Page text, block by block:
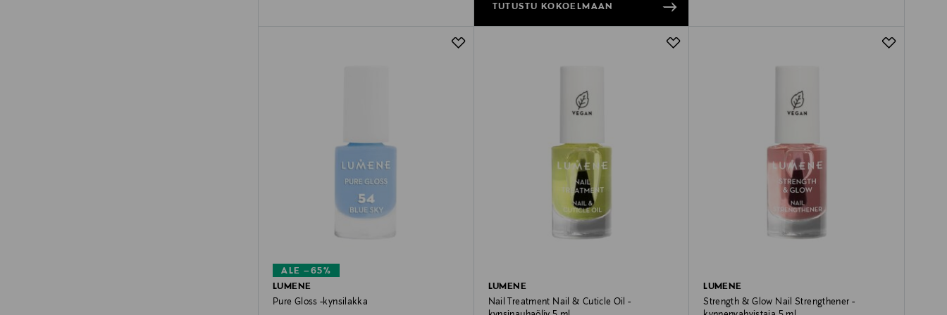
TUTUSTU KOKOELMAAN
ALE –65%
LUMENE
Pure Gloss -kynsilakka
LUMENE
Nail Treatment Nail & Cuticle Oil -
LUMENE
Strength & Glow Nail Strengthener -